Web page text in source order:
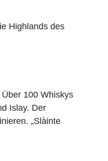
Highlands des
100 Whiskys
Islay. Der
„Slàinte